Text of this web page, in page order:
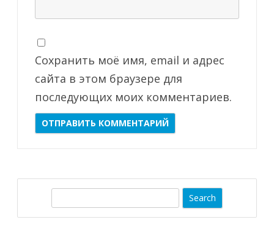
Сохранить моё имя, email и адрес
сайта в этом браузере для
последующих моих комментариев.